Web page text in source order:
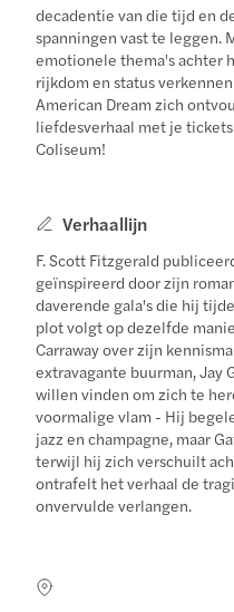
decadentie van die tijd en
spanningen vast te leggen.
emotionele thema's achter
rijkdom en status
American Dream zich
liefdesverhaal met je
Coliseum!
Verhaallijn
F. Scott Fitzgerald
geïnspireerd door zijn
daverende gala's die hij
plot volgt op dezelfde
Carraway over zijn
extravagante buurman, Jay
willen vinden om zich te
voormalige vlam - Hij
jazz en champagne, maar
terwijl hij zich verschuilt
ontrafelt het verhaal de
onvervulde verlangen.